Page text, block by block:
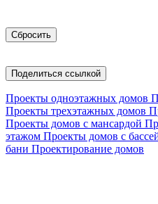
Поделиться ссылкой
Проекты одноэтажных домов
Проекты трехэтажных домов
Проекты домов с мансардой
этажом Проекты домов с
бани Проектирование домов